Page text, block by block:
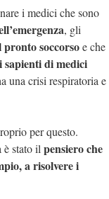
i medici che sono
, gli
soccorsoe che
sapienti di medici
una crisi respiratoria e
per questo.
stato il pensiero che
a risolvere i